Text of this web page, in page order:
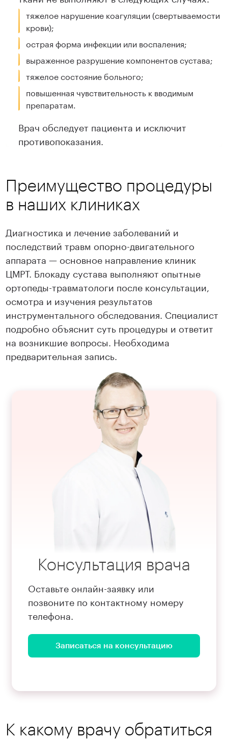
тяжелое нарушение коагуляции (свертываемости
крови);
острая форма инфекции или воспаления;
выраженное разрушение компонентов сустава;
тяжелое состояние больного;
повышенная чувствительность к вводимым
препаратам.
Врач обследует пациента и исключит
противопоказания.
Преимущество процедуры
в наших клиниках
Диагностика и лечение заболеваний и
последствий травм опорно-двигательного
аппарата — основное направление клиник
ЦМРТ. Блокаду сустава выполняют опытные
ортопеды-травматологи после консультации,
осмотра и изучения результатов
инструментального обследования. Специалист
подробно объяснит суть процедуры и ответит
на возникшие вопросы. Необходима
предварительная запись.
Консультация врача
Оставьте онлайн-заявку или
позвоните по контактному номеру
телефона.
Записаться на консультацию
К какому врачу обратиться